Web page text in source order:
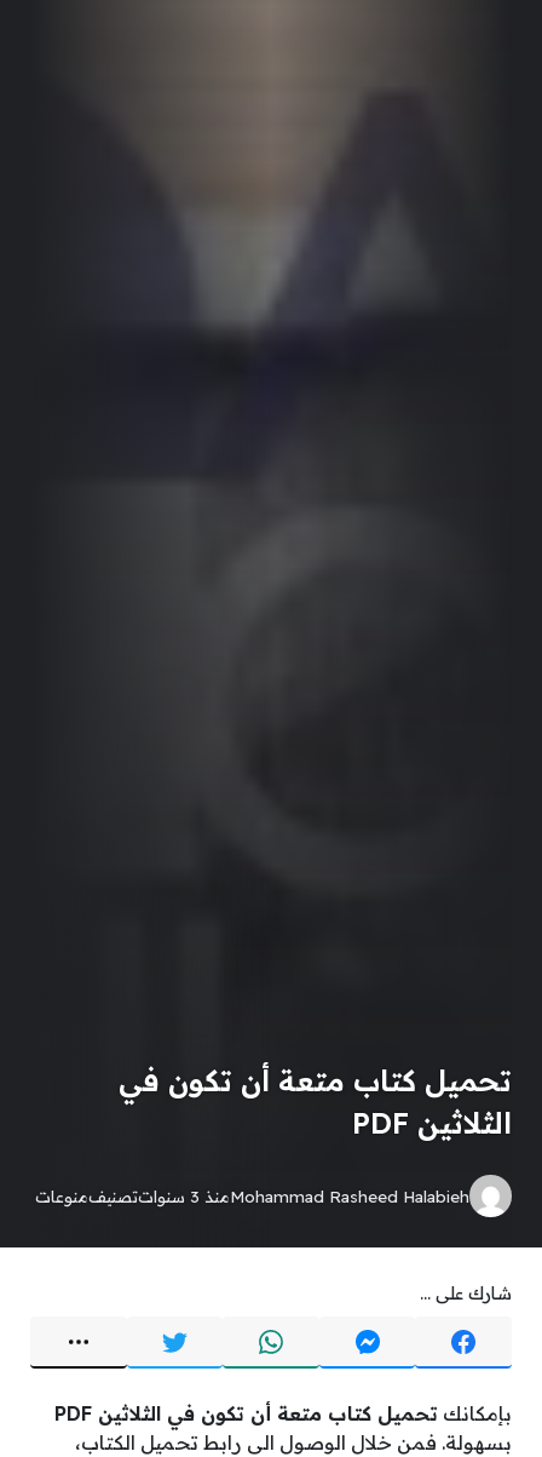
تحميل كتاب متعة أن تكون في
الثلاثين PDF
Mohammad Rasheed Halabiehمنذ 3 سنوات تصنيفمنوعات
شارك على ...
بإمكانك تحميل كتاب متعة أن تكون في الثلاثين PDF
بسهولة. فمن خلال الوصول الى رابط تحميل الكتاب،